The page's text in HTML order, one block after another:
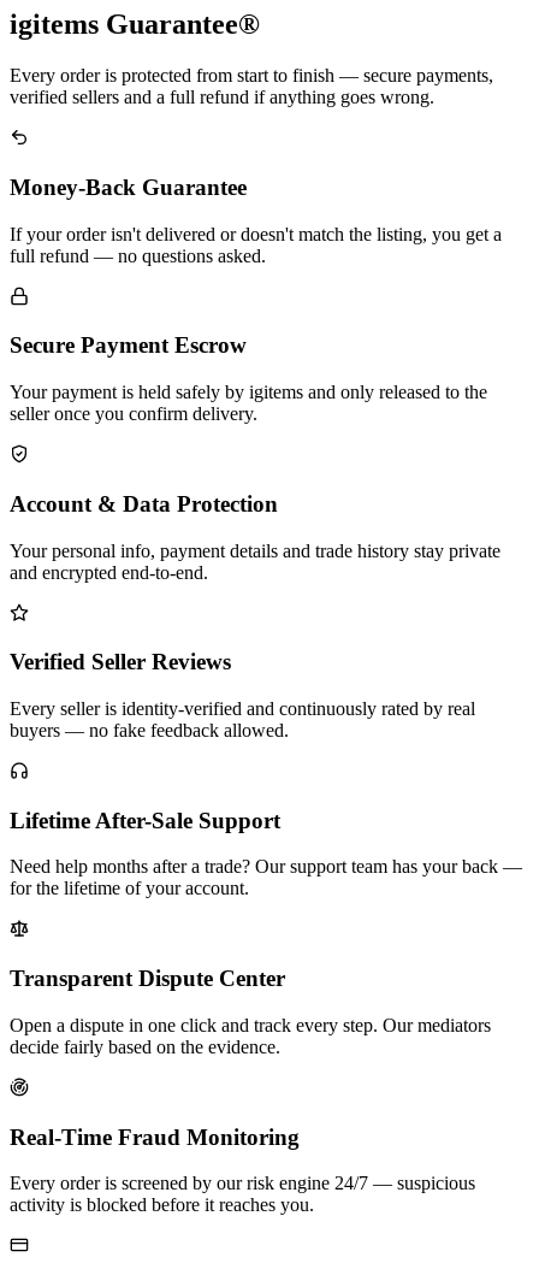
igitems Guarantee®
Every order is protected from start to finish — secure payments,
verified sellers and a full refund if anything goes wrong.
Money-Back Guarantee
If your order isn't delivered or doesn't match the listing, you get a
full refund — no questions asked.
Secure Payment Escrow
Your payment is held safely by igitems and only released to the
seller once you confirm delivery.
Account & Data Protection
Your personal info, payment details and trade history stay private
and encrypted end-to-end.
Verified Seller Reviews
Every seller is identity-verified and continuously rated by real
buyers — no fake feedback allowed.
Lifetime After-Sale Support
Need help months after a trade? Our support team has your back —
for the lifetime of your account.
Transparent Dispute Center
Open a dispute in one click and track every step. Our mediators
decide fairly based on the evidence.
Real-Time Fraud Monitoring
Every order is screened by our risk engine 24/7 — suspicious
activity is blocked before it reaches you.